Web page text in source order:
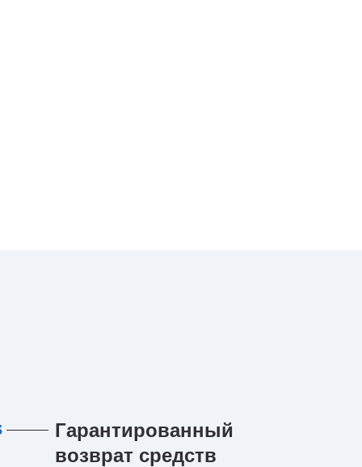
Гарантированный
возврат средств